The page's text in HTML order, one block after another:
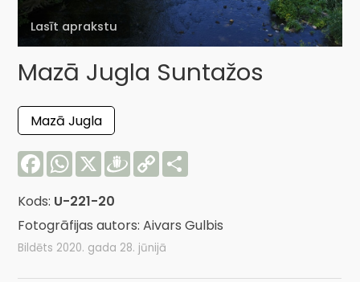
Lasīt aprakstu
Mazā Jugla Suntažos
Mazā Jugla
FacebookWhatsApp
X Draugiem
Copy
Link
Kods: U-221-20
Fotogrāfijas autors: Aivars Gulbis
Bildēts 2020. gada 28. jūnijā